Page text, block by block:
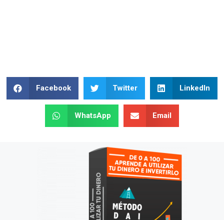
Facebook Twitter LinkedIn
WhatsApp Email